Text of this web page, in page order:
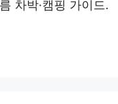
차박·캠핑 가이드.